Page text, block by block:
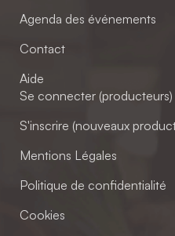
Agenda des événements
Contact
Aide
Se connecter (producteurs)
S'inscrire (nouveaux
Mentions Légales
Politique de confidentialité
Cookies